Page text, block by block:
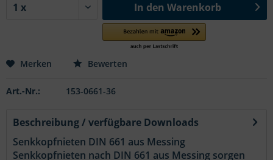
In den Warenkorb
Merken Bewerten
Art.-Nr.: 153-0661-36
Beschreibung / verfügbare Downloads
Senkkopfnieten DIN 661 aus Messing
Senkkopfnieten nach DIN 661 aus Messing sorgen